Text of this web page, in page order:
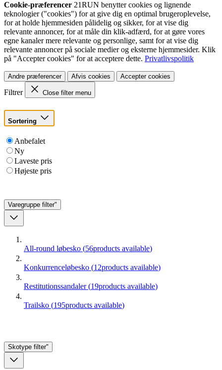
Cookie-præferencer 21RUN benytter cookies og lignende
teknologier ("cookies") for at give dig en optimal brugeroplevelse,
for at holde hjemmesiden pålidelig og sikker, for at vise dig
relevante annoncer, for at måle din klik-adfærd, for at gøre vores
egne kanaler mere relevante og personlige, samt for at vise dig
relevante annoncer på sociale medier og eksterne hjemmesider. Klik
på "Accepter cookies" for at acceptere dette. Privatlivspolitik
Andre præferencer Afvis cookies Accepter cookies
Filtrer Close filter menu
Sortering
Anbefalet
Ny
Laveste pris
Højeste pris
Varegruppe filter"
All-round løbesko (56products available)
Konkurrenceløbesko (12products available)
Restitutionssandaler (19products available)
Trailsko (195products available)
Skotype filter"